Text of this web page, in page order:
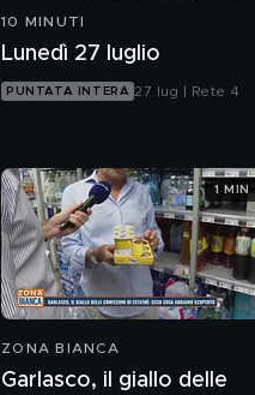
10 MINUTI
Lunedì 27 luglio
PUNTATA INTERA 27 lug | Rete 4
ZONA BIANCA
Garlasco, il giallo delle
1 MIN